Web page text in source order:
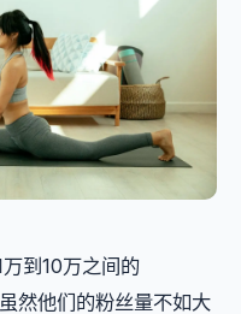
到10万之间的
然他们的粉丝量不如大